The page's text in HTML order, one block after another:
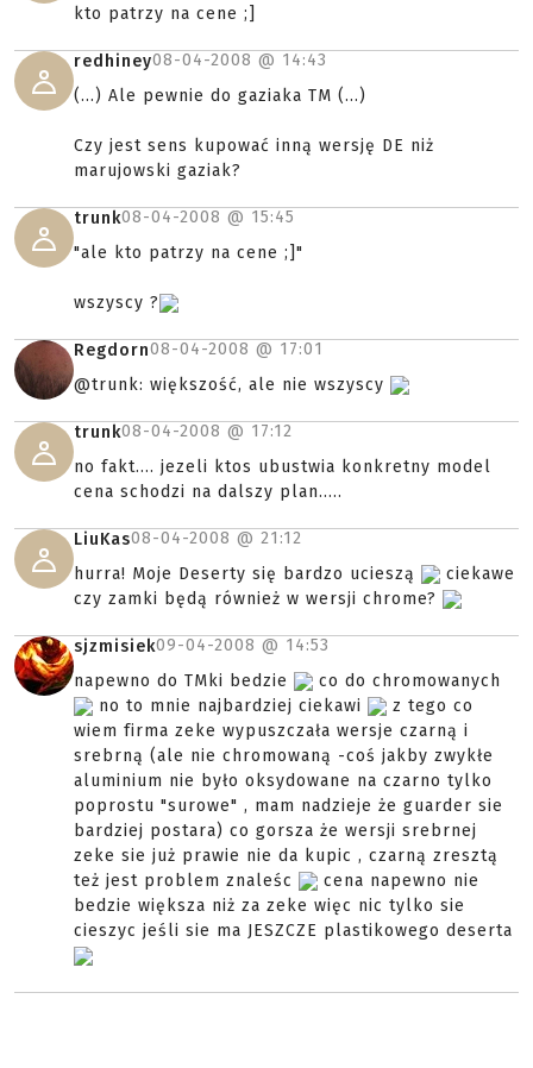
kto patrzy na cene ;]
redhiney08-04-2008 @ 14:43
(...) Ale pewnie do gaziaka TM (...)
Czy jest sens kupować inną wersję DE niż
marujowski gaziak?
trunk08-04-2008 @ 15:45
"ale kto patrzy na cene ;]"
wszyscy ?
Regdorn08-04-2008 @ 17:01
@trunk: większość, ale nie wszyscy
trunk08-04-2008 @ 17:12
no fakt.... jezeli ktos ubustwia konkretny model
cena schodzi na dalszy plan.....
LiuKas08-04-2008 @ 21:12
hurra! Moje Deserty się bardzo ucieszą
ciekawe
czy zamki będą również w wersji chrome?
sjzmisiek09-04-2008 @ 14:53
napewno do TMki bedzie
co do chromowanych
no to mnie najbardziej ciekawi
z tego co
wiem firma zeke wypuszczała wersje czarną i
srebrną (ale nie chromowaną -coś jakby zwykłe
aluminium nie było oksydowane na czarno tylko
poprostu "surowe" , mam nadzieje że guarder sie
bardziej postara) co gorsza że wersji srebrnej
zeke sie już prawie nie da kupic , czarną zresztą
też jest problem znaleśc
cena napewno nie
bedzie większa niż za zeke więc nic tylko sie
cieszyc jeśli sie ma JESZCZE plastikowego deserta